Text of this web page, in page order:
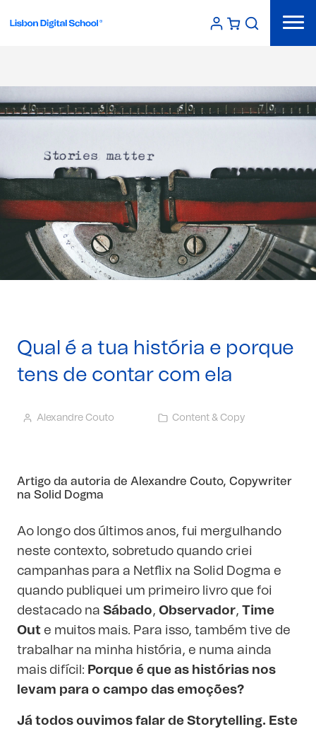
Qual é a tua história e porque
tens de contar com ela
Alexandre Couto Content & Copy
Artigo da autoria de Alexandre Couto, Copywriter
na Solid Dogma
Ao longo dos últimos anos, fui mergulhando
neste contexto, sobretudo quando criei
campanhas para a Netflix na Solid Dogma e
quando publiquei um primeiro livro que foi
destacado na Sábado, Observador, Time
Out e muitos mais. Para isso, também tive de
trabalhar na minha história, e numa ainda
mais difícil: Porque é que as histórias nos
levam para o campo das emoções?
Já todos ouvimos falar de Storytelling. Este